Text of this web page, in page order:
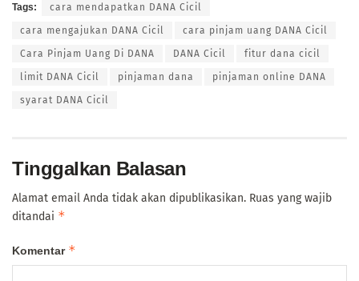
Tags: cara mendapatkan DANA Cicil
cara mengajukan DANA Cicil cara pinjam uang DANA Cicil
Cara Pinjam Uang Di DANA DANA Cicil fitur dana cicil
limit DANA Cicil pinjaman dana pinjaman online DANA
syarat DANA Cicil
Tinggalkan Balasan
Alamat email Anda tidak akan dipublikasikan. Ruas yang wajib
ditandai *
Komentar *